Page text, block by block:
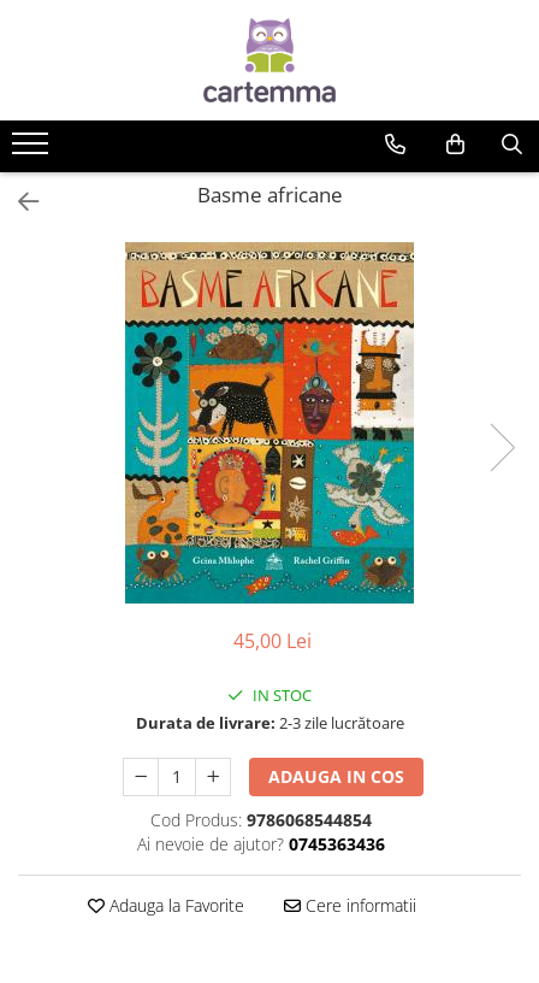
Tematică
Craciun
Activități
Atlase si enciclopedii
Carte de bucate
Educație financiară
Inteligenta emotionala
Basme africane
45,00 Lei
IN STOC
Durata de livrare: 2-3 zile lucrătoare
ADAUGA IN COS
Cod Produs: 9786068544854
Ai nevoie de ajutor? 0745363436
Adauga la Favorite Cere informatii